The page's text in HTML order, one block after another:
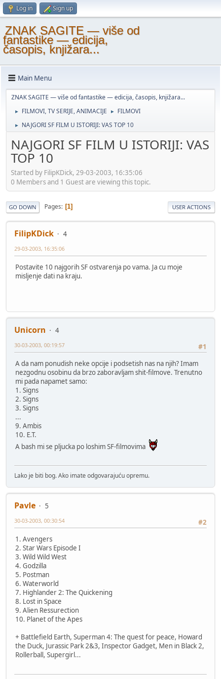
Log in Sign up
ZNAK SAGITE — više od
fantastike — edicija,
časopis, knjižara...
Main Menu
ZNAK SAGITE — više od fantastike — edicija, časopis, knjižara...
► FILMOVI, TV SERIJE, ANIMACIJE ► FILMOVI
► NAJGORI SF FILM U ISTORIJI: VAS TOP 10
NAJGORI SF FILM U ISTORIJI: VAS
TOP 10
Started by FilipKDick, 29-03-2003, 16:35:06
0 Members and 1 Guest are viewing this topic.
GO DOWN Pages 1 USER ACTIONS
FilipKDick 4
29-03-2003, 16:35:06
Postavite 10 najgorih SF ostvarenja po vama. Ja cu moje
misljenje dati na kraju.
Unicorn
4
#1
30-03-2003, 00:19:57
A da nam ponudish neke opcije i podsetish nas na njih? Imam
nezgodnu osobinu da brzo zaboravljam shit-filmove. Trenutno
mi pada napamet samo:
1. Signs
2. Signs
3. Signs
...
9. Ambis
10. E.T.
A bash mi se pljucka po loshim SF-filmovima
Lako je biti bog. Ako imate odgovarajuću opremu.
Pavle
5
#2
30-03-2003, 00:30:54
1. Avengers
2. Star Wars Episode I
3. Wild Wild West
4. Godzilla
5. Postman
6. Waterworld
7. Highlander 2: The Quickening
8. Lost in Space
9. Alien Ressurection
10. Planet of the Apes
+ Battlefield Earth, Superman 4: The quest for peace, Howard
the Duck, Jurassic Park 2&3, Inspector Gadget, Men in Black 2,
Rollerball, Supergirl...